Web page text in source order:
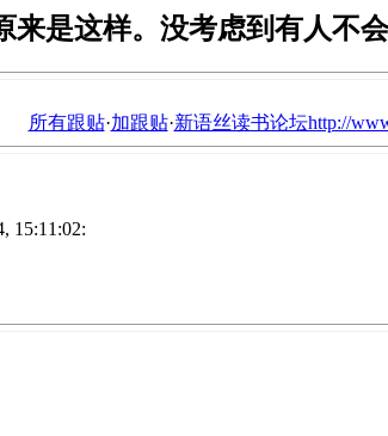
来是这样。没考虑到有人不
所有跟贴·加跟贴·新语丝读书论坛http://
15:11:02: